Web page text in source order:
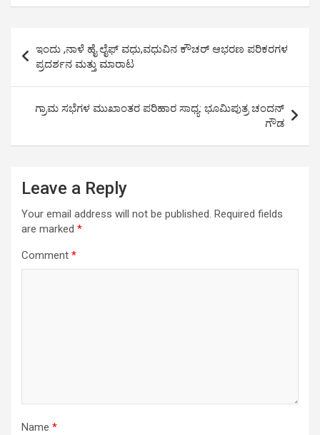
at
s
A
p
p
ce
b
o
o
k
tt
er
ail py
Li
n
k
ar
e
navigation
ಇಂದು ,ನಾಳೆ ಹೈ ಲೈಫ್ ವಧು,ವಧುವಿನ ಕೌಚರ್ ಆಭರಣ ಪರಿಕರಗಳ
ಪ್ರದರ್ಶನ ಮತ್ತು ಮಾರಾಟ
ಗ್ರಾಮ ಸಭೆಗಳ ಮುಖಾಂತರ ಪರಿಹಾರ ಸಾಧ್ಯ: ಭೂಮಿಪುತ್ರ ಚಂದನ್
ಗೌಡ
Leave a Reply
Your email address will not be published. Required fields
are marked *
Comment *
Name *